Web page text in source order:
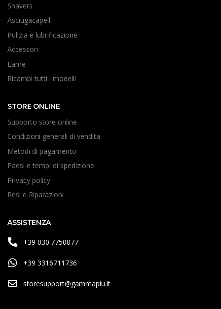
Shavers
Asciugacapelli
Pulizia e lubrificazione
Accessori
Lame
Ricambi tutti i modelli
STORE ONLINE
Supporto store online
Condizioni generali di vendita
Metodi di pagamento
Paesi e tempi di spedizione
Privacy policy
Resi e Riparazioni
ASSISTENZA
+39 030.7750077
+39 3316711736
storesupport@gammapiu.it